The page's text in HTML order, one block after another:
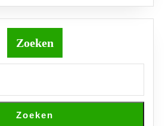
Zoeken
Zoeken